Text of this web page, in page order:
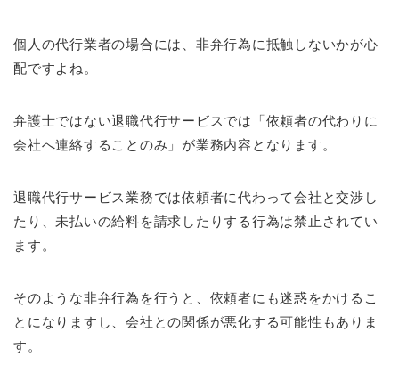
個人の代行業者の場合には、非弁行為に抵触しないかが心
配ですよね。
弁護士ではない退職代行サービスでは「依頼者の代わりに
会社へ連絡することのみ」が業務内容となります。
退職代行サービス業務では依頼者に代わって会社と交渉し
たり、未払いの給料を請求したりする行為は禁止されてい
ます。
そのような非弁行為を行うと、依頼者にも迷惑をかけるこ
とになりますし、会社との関係が悪化する可能性もありま
す。